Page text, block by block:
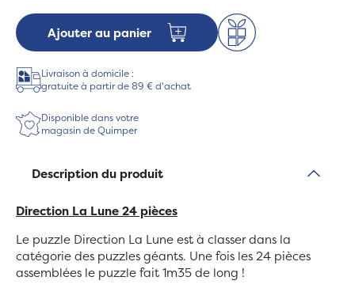
Ajouter au panier
Livraison à domicile :
gratuite à partir de 89 € d'achat
Disponible dans votre
magasin de Quimper
Description du produit
Direction La Lune 24 pièces
Le puzzle Direction La Lune est à classer dans la
catégorie des puzzles géants. Une fois les 24 pièces
assemblées le puzzle fait 1m35 de long !